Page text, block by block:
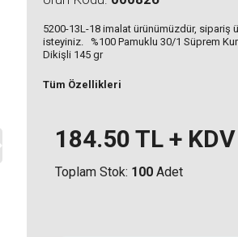
5200-13L-18 imalat ürünümüzdür,
isteyiniz. %100 Pamuklu 30/1 Süprem
Dikişli 145 gr
Tüm Özellikleri
184.50 TL + KDV
Toplam Stok: 100 Adet